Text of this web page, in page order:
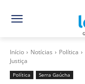
Início Notícias Política
Justiça
Política Serra Gaúcha